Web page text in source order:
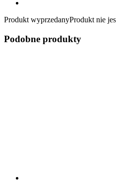
Produkt wyprzedanyProdukt nie
Podobne produkty